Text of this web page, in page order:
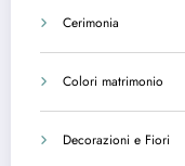
Cerimonia
Colori matrimonio
Decorazioni e Fiori